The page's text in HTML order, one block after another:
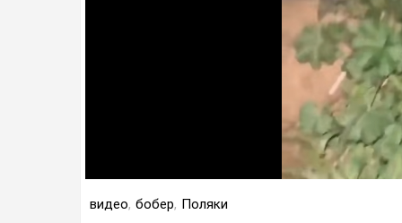
видео, бобер, Поляки